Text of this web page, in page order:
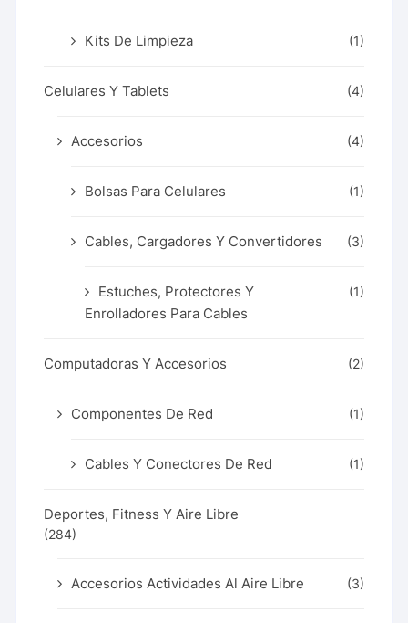
Kits De Limpieza (1)
Celulares Y Tablets (4)
Accesorios (4)
Bolsas Para Celulares (1)
Cables, Cargadores Y Convertidores (3)
Estuches, Protectores Y
Enrolladores Para Cables
(1)
Computadoras Y Accesorios (2)
Componentes De Red (1)
Cables Y Conectores De Red (1)
Deportes, Fitness Y Aire Libre
(284)
Accesorios Actividades Al Aire Libre (3)